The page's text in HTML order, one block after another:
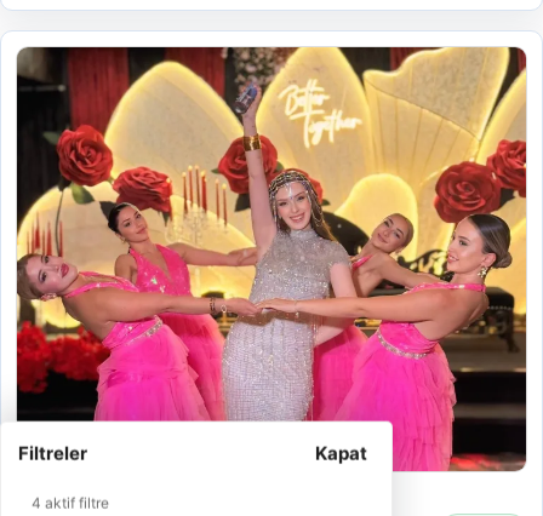
Filtreler Kapat
4 aktif filtre